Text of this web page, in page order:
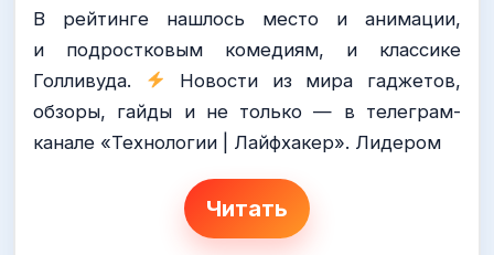
В рейтинге нашлось место и анимации,
и подростковым комедиям, и классике
Голливуда.
Новости из мира гаджетов,
обзоры, гайды и не только — в телеграм-
канале «Технологии | Лайфхакер». Лидером
Читать